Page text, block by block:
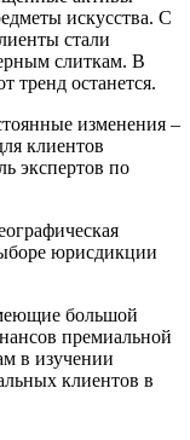
искусства. С
стали
слиткам. В
тренд останется.
изменения –
клиентов
экспертов по
юрисдикции
большой
премиальной
в изучении
клиентов в